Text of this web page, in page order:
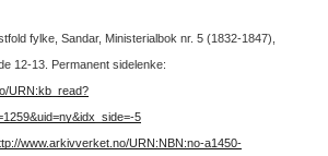
fylke, Sandar, Ministerialbok nr. 5 (1832-1847),
12-13. Permanent sidelenke:
URN:kb_read?
5
www.arkivverket.no/URN:NBN:no-a1450-